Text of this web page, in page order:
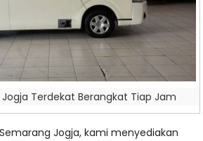
Terdekat Berangkat Tiap Jam
Jogja, kami menyediakan